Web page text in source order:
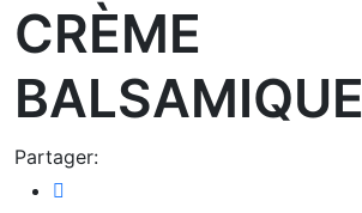
CRÈME
BALSAMIQUE
Partager: